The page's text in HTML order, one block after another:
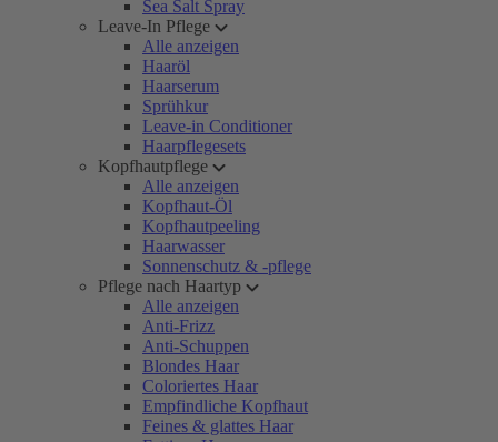
Sea Salt Spray
Leave-In Pflege
Alle anzeigen
Haaröl
Haarserum
Sprühkur
Leave-in Conditioner
Haarpflegesets
Kopfhautpflege
Alle anzeigen
Kopfhaut-Öl
Kopfhautpeeling
Haarwasser
Sonnenschutz & -pflege
Pflege nach Haartyp
Alle anzeigen
Anti-Frizz
Anti-Schuppen
Blondes Haar
Coloriertes Haar
Empfindliche Kopfhaut
Feines & glattes Haar